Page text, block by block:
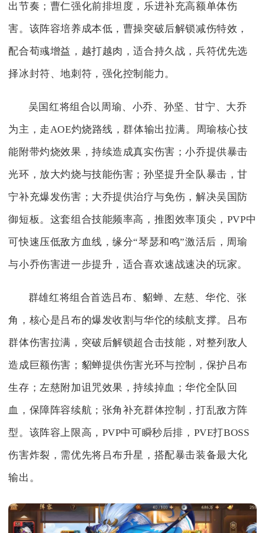
出节奏；曹仁强化前排坦度，乐进补充高额单体伤
害。该阵容培养成本低，曹操突破后解锁减伤特效，
配合荀彧增益，越打越肉，适合持久战，兵符优先选
择冰封符、地刺符，强化控制能力。
吴国红将组合以周瑜、小乔、孙坚、甘宁、大乔
为主，走AOE灼烧路线，群体输出拉满。周瑜核心技
能附带灼烧效果，持续造成真实伤害；小乔提供暴击
光环，放大灼烧与技能伤害；孙坚提升全队暴击，甘
宁补充爆发伤害；大乔提供治疗与免伤，解决吴国防
御短板。这套组合技能频率高，推图效率顶尖，PVP中
可快速压低敌方血线，缘分“琴瑟和鸣”激活后，周瑜
与小乔伤害进一步提升，适合喜欢速战速决的玩家。
群雄红将组合首选吕布、貂蝉、左慈、华佗、张
角，核心是吕布的爆发收割与华佗的续航支撑。吕布
群体伤害拉满，突破后解锁超合击技能，对整列敌人
造成巨额伤害；貂蝉提供伤害光环与控制，保护吕布
生存；左慈附加诅咒效果，持续掉血；华佗全队回
血，保障阵容续航；张角补充群体控制，打乱敌方阵
型。该阵容上限高，PVP中可瞬秒后排，PVE打BOSS
伤害炸裂，需优先将吕布升星，搭配暴击装备最大化
输出。